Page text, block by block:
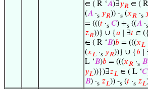
∈ ( R ‘𝐴)∃𝑦𝑅 ∈ ( R
(𝐴 ·s 𝑦𝑅)) -s (𝑥𝑅 ·s
= (((𝑡 ·s 𝐶) +s ((𝐴 ·s
𝑧𝑅))} ∪ {𝑎 ∣ ∃𝑡 ∈ ({
∈ ( R ‘𝐵)𝑏 = (((𝑥𝐿
(𝑥𝐿 ·s 𝑦𝑅))} ∪ {𝑏 ∣
L ‘𝐵)𝑏 = (((𝑥𝑅 ·s 𝐵
𝑦𝐿))})∃𝑧𝐿 ∈ ( L ‘𝐶
𝐵) ·s 𝑧𝐿)) -s (𝑡 ·s 𝑧𝐿